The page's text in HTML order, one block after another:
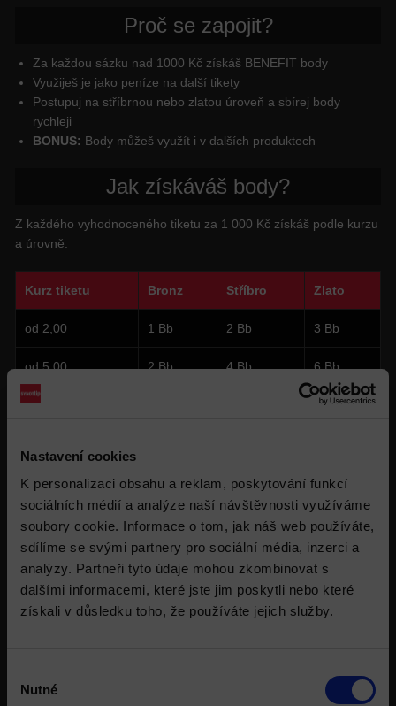
Nastavení cookies
K personalizaci obsahu a reklam, poskytování funkcí
sociálních médií a analýze naší návštěvnosti využíváme
soubory cookie. Informace o tom, jak náš web používáte,
sdílíme se svými partnery pro sociální média, inzerci a
analýzy. Partneři tyto údaje mohou zkombinovat s
dalšími informacemi, které jste jim poskytli nebo které
získali v důsledku toho, že používáte jejich služby.
souhlasu
Nutné
Proč se zapojit?
Za každou sázku nad 1000 Kč získáš BENEFIT body
Využiješ je jako peníze na další tikety
Postupuj na stříbrnou nebo zlatou úroveň a sbírej body
rychleji
BONUS: Body můžeš využít i v dalších produktech
Jak získáváš body?
Z každého vyhodnoceného tiketu za 1 000 Kč získáš podle kurzu
a úrovně:
Kurz tiketu Bronz Stříbro Zlato
od 2,00 1 Bb 2 Bb 3 Bb
od 5,00 2 Bb 4 Bb 6 Bb
od 20,00 15 Bb
Zákaznické úrovně
Každé pondělí vyhodnocujeme, kolik jsi nasbíral bodů v pokeru a
kurzové sázce za poslední 4 týdny, nezáleží na tom, kolik bodů
využiješ.
Bronz → Stříbro → Zlato →
Ze stříbrné 375+ Bb